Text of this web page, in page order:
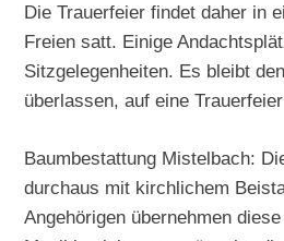
Die Trauerfeier findet daher in
Freien satt. Einige
Sitzgelegenheiten. Es bleibt
überlassen, auf eine
Baumbestattung Mistelbach:
durchaus mit kirchlichem
Angehörigen übernehmen